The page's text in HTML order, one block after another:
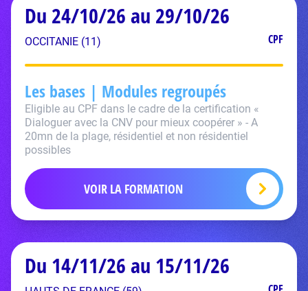
Du 24/10/26 au 29/10/26
OCCITANIE (11) CPF
Les bases | Modules regroupés
Eligible au CPF dans le cadre de la certification «
Dialoguer avec la CNV pour mieux coopérer » - A
20mn de la plage, résidentiel et non résidentiel
possibles
VOIR LA FORMATION
Du 14/11/26 au 15/11/26